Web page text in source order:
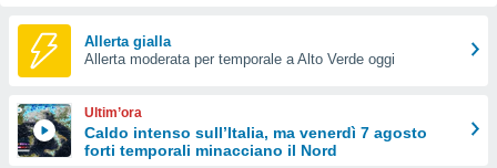
Web
le
Allerta gialla
Allerta moderata per temporale a Alto Verde oggi
Ultim’ora
Caldo intenso sull’Italia, ma venerdì 7 agosto
forti temporali minacciano il Nord